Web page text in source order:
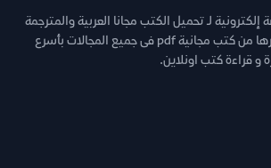
لـ تحميل الكتب مجانا العربية والمترجمة
والروايات والقصص وغيرها من كتب مجانية pdf فى جميع المجالات بأسرع
و قراءة كتب اونلاين.